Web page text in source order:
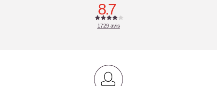
8.7
1729avis